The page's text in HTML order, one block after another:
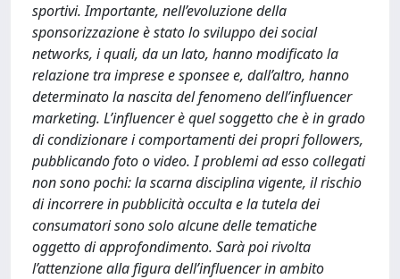
sportivi. Importante, nell’evoluzione della
sponsorizzazione è stato lo sviluppo dei social
networks, i quali, da un lato, hanno modificato la
relazione tra imprese e sponsee e, dall’altro, hanno
determinato la nascita del fenomeno dell’influencer
marketing. L’influencer è quel soggetto che è in grado
di condizionare i comportamenti dei propri followers,
pubblicando foto o video. I problemi ad esso collegati
non sono pochi: la scarna disciplina vigente, il rischio
di incorrere in pubblicità occulta e la tutela dei
consumatori sono solo alcune delle tematiche
oggetto di approfondimento. Sarà poi rivolta
l’attenzione alla figura dell’influencer in ambito